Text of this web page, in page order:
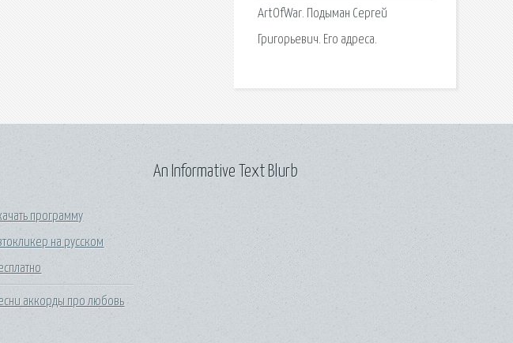
ArtOfWar. Подыман Сергей
Григорьевич. Его адреса.
программу
на русском
аккорды про любовь
An Informative Text Blurb